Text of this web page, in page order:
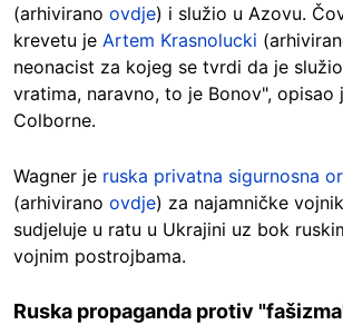
(arhivirano ovdje) i služio u Azovu.
krevetu je Artem Krasnolucki
neonacist za kojeg se tvrdi da je
vratima, naravno, to je Bonov", opisao
Colborne.
Wagner je ruska privatna sigurnosna
(arhivirano ovdje) za najamničke
sudjeluje u ratu u Ukrajini uz bok
vojnim postrojbama.
Ruska propaganda protiv